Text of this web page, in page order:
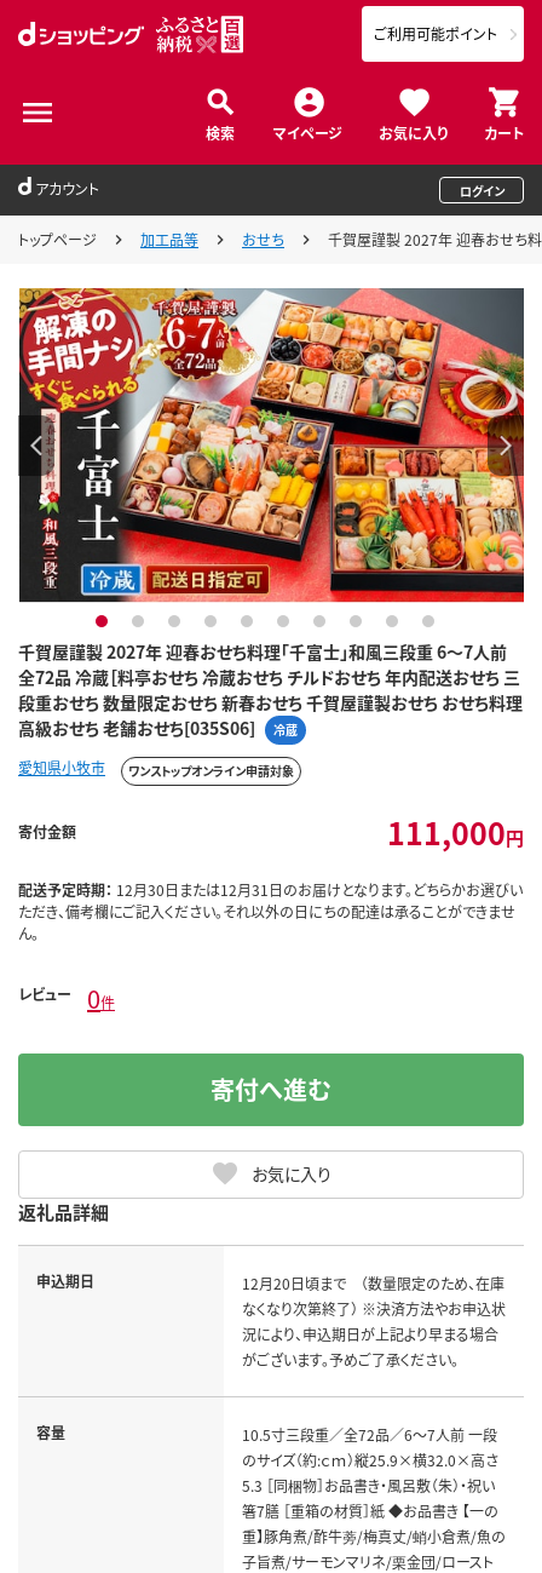
検索 マイページ お気に入り カート
ご利用可能ポイント
アカウント ログイン
トップページ 加工品等 おせち 千賀屋謹製 2027年 迎春おせち
千賀屋謹製 2027年 迎春おせち料理「千富士」和風三段重 6～7人前
全72品 冷蔵［料亭おせち 冷蔵おせち チルドおせち 年内配送おせち 三
段重おせち 数量限定おせち 新春おせち 千賀屋謹製おせち おせち料理
高級おせち 老舗おせち[035S06]
冷蔵
1 2 3 4 5 6 7 8 9 10
愛知県小牧市 ワンストップオンライン申請対象
寄付金額 111,000円
配送予定時期： 12月30日または12月31日のお届けとなります。どちらかお選びい
ただき、備考欄にご記入ください。それ以外の日にちの配達は承ることができませ
ん。
レビュー 0件
お気に入り
寄付へ進む
返礼品詳細
申込期日
12月20日頃まで （数量限定のため、在庫
なくなり次第終了） ※決済方法やお申込状
況により、申込期日が上記より早まる場合
がございます。予めご了承ください。
容量
10.5寸三段重／全72品／6～7人前 一段
のサイズ（約:ｃｍ）縦25.9×横32.0×高さ
5.3 ［同梱物］お品書き・風呂敷（朱）・祝い
箸7膳 ［重箱の材質］紙 ◆お品書き 【一の
重】豚角煮/酢牛蒡/梅真丈/蛸小倉煮/魚の
子旨煮/サーモンマリネ/栗金団/ロースト